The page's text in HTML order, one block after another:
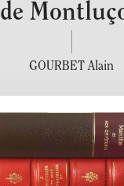
de
GOURBET Alain